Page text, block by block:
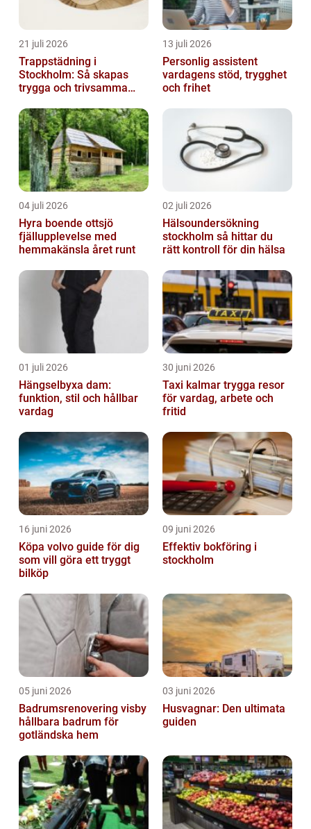
21 juli 2026
Trappstädning i
Stockholm: Så skapas
trygga och trivsamma
13 juli 2026
Personlig assistent
vardagens stöd, trygghet
och frihet
04 juli 2026
Hyra boende ottsjö
fjällupplevelse med
hemmakänsla året runt
02 juli 2026
Hälsoundersökning
stockholm så hittar du
rätt kontroll för din hälsa
01 juli 2026
Hängselbyxa dam:
funktion, stil och hållbar
vardag
30 juni 2026
Taxi kalmar trygga resor
för vardag, arbete och
fritid
16 juni 2026
Köpa volvo guide för dig
som vill göra ett tryggt
bilköp
09 juni 2026
Effektiv bokföring i
stockholm
05 juni 2026
Badrumsrenovering visby
hållbara badrum för
gotländska hem
03 juni 2026
Husvagnar: Den ultimata
guiden